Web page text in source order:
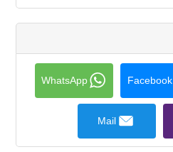
contents
Facebook
WhatsApp
Mail